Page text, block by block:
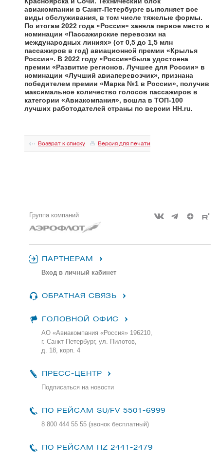
авиакомпании в Санкт-Петербурге выполняет все
виды обслуживания, в том числе тяжелые формы.
По итогам 2022 года «Россия» заняла первое место в
номинации «Пассажирские перевозки на
международных линиях» (от 0,5 до 1,5 млн
пассажиров в год) авиационной премии «Крылья
России». В 2022 году «Россия»была удостоена
премии «Развитие регионов. Лучшее для России» в
номинации «Лучший авиаперевозчик», признана
победителем премии «Марка №1 в России», получив
максимальное количество голосов пассажиров в
категории «Авиакомпания», вошла в ТОП-100
лучших работодателей страны по версии HH.ru.
Возврат к списку Версия для печати
Группа компаний
ПАРТНЕРАМ
Вход в личный кабинет
ОБРАТНАЯ СВЯЗЬ
ГОЛОВНОЙ ОФИС
АО «Авиакомпания «Россия» 196210,
г. Санкт-Петербург, ул. Пилотов,
д. 18, корп. 4
ПРЕСС-ЦЕНТР
Подписаться на новости
ПО РЕЙСАМ SU/FV 5501-6999
8 800 444 55 55 (звонок бесплатный)
ПО РЕЙСАМ HZ 2441-2479